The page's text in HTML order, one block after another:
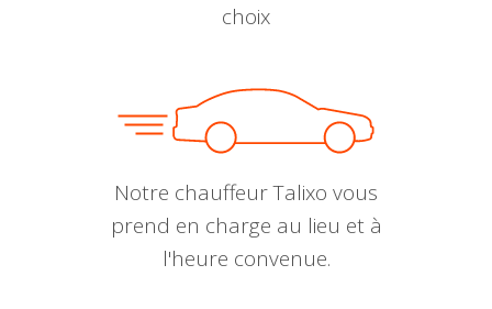
choix
Notre chauffeur Talixo vous
prend en charge au lieu et à
l'heure convenue.